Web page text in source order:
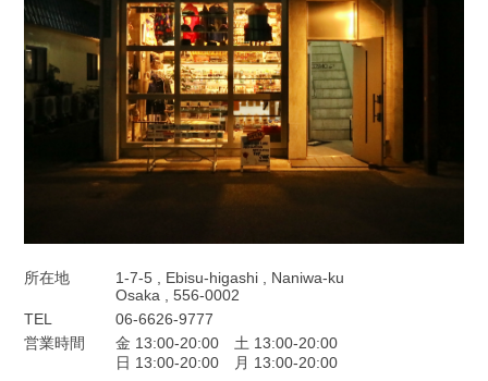
所在地
1-7-5 , Ebisu-higashi , Naniwa-ku
Osaka , 556-0002
TEL
06-6626-9777
営業時間
金 13:00-20:00 土 13:00-20:00
日 13:00-20:00 月 13:00-20:00